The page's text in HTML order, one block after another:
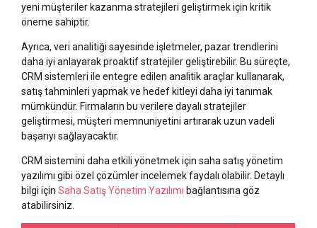
yeni müşteriler kazanma stratejileri geliştirmek için kritik
öneme sahiptir.
Ayrıca, veri analitiği sayesinde işletmeler, pazar trendlerini
daha iyi anlayarak proaktif stratejiler geliştirebilir. Bu süreçte,
CRM sistemleri ile entegre edilen analitik araçlar kullanarak,
satış tahminleri yapmak ve hedef kitleyi daha iyi tanımak
mümkündür. Firmaların bu verilere dayalı stratejiler
geliştirmesi, müşteri memnuniyetini artırarak uzun vadeli
başarıyı sağlayacaktır.
CRM sistemini daha etkili yönetmek için saha satış yönetim
yazılımı gibi özel çözümler incelemek faydalı olabilir. Detaylı
bilgi için Saha Satış Yönetim Yazılımı bağlantısına göz
atabilirsiniz.